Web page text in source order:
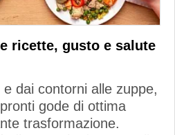
ricette, gusto e salute
dai contorni alle zuppe,
gode di ottima
trasformazione.